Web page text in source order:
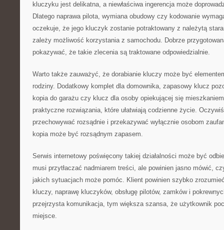
kluczyku jest delikatna, a niewłaściwa ingerencja może
Dlatego naprawa pilota, wymiana obudowy czy kodowanie
oczekuje, że jego kluczyk zostanie potraktowany z należytą
zależy możliwość korzystania z samochodu. Dobrze
pokazywać, że takie zlecenia są traktowane odpowiedzialnie.
Warto także zauważyć, że dorabianie kluczy może być
rodziny. Dodatkowy komplet dla domownika, zapasowy klucz
kopia do garażu czy klucz dla osoby opiekującej się
praktyczne rozwiązania, które ułatwiają codzienne życie.
przechowywać rozsądnie i przekazywać wyłącznie osobom
kopia może być rozsądnym zapasem.
Serwis internetowy poświęcony takiej działalności może być
musi przytłaczać nadmiarem treści, ale powinien jasno mówić,
jakich sytuacjach może pomóc. Klient powinien szybko
kluczy, naprawę kluczyków, obsługę pilotów, zamków i
przejrzysta komunikacja, tym większa szansa, że użytkownik
miejsce.